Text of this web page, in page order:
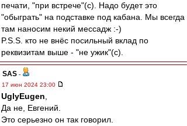
печати, "при встрече"(с). Надо будет это
"обыграть" на подставке под кабана. Мы всегда
там наносим некий мессадж :-)
P.S.S. кто не внёс посильный вклад по
реквизитам выше - "не ужик"(с).
SAS -
17 июн 2024 23:00
UglyEugen
Да не, Евгений.
Это серьезно он так говорил.